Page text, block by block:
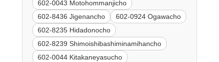
602-0043 Motohommanjicho
602-8436 Jigenancho
602-0924 Ogawacho
602-8235 Hidadonocho
602-8239 Shimoishibashiminamihancho
602-0044 Kitakaneyasucho